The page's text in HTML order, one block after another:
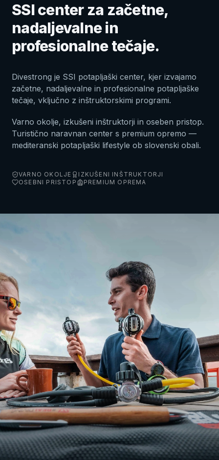
SSI center za začetne,
nadaljevalne in
profesionalne tečaje.
Divestrong je SSI potapljaški center, kjer izvajamo
začetne, nadaljevalne in profesionalne potapljaške
tečaje, vključno z inštruktorskimi programi.
Varno okolje, izkušeni inštruktorji in oseben pristop.
Turistično naravnan center s premium opremo —
mediteranski potapljaški lifestyle ob slovenski obali.
VARNO OKOLJE
IZKUŠENI INŠTRUKTORJI
OSEBNI PRISTOP
PREMIUM OPREMA